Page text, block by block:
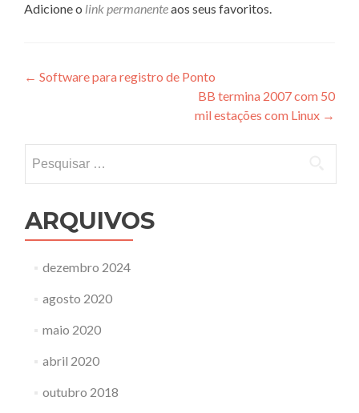
Adicione o link permanenteaos seus favoritos.
Navegação
Post
← Software para registro de Ponto
BB termina 2007 com 50
mil estações com Linux →
por:
ARQUIVOS
dezembro 2024
agosto 2020
maio 2020
abril 2020
outubro 2018